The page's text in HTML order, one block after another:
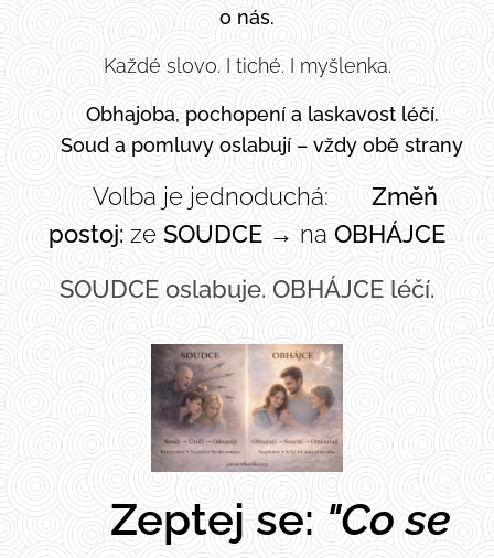
o nás.
Každé slovo. I tiché. I myšlenka.
Obhajoba, pochopení a laskavost léčí.
Soud a pomluvy oslabují – vždy obě strany
👉 Volba je jednoduchá:
Změň
postoj: ze SOUDCE → na OBHÁJCE
SOUDCE oslabuje. OBHÁJCE léčí.
🕊️ Zeptej se: "Co se